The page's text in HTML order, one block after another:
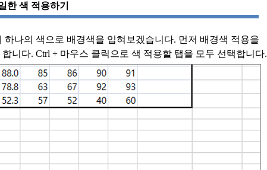
한 색 적용하기
하나의 색으로 배경색을 입혀보겠습니다. 먼저 배경색 적용을
합니다. Ctrl + 마우스 클릭으로 색 적용할 탭을 모두 선택합니다.